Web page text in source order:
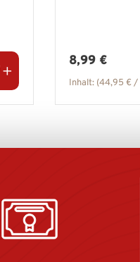
Regulärer
8,99 €
Inhalt: (44,95 € /